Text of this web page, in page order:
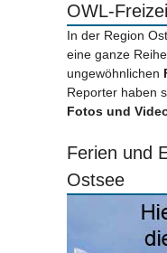
OWL-
In der Region
eine ganze
ungewöhnlichen
Reporter haben
Fotos und
Ferien und
Ostsee